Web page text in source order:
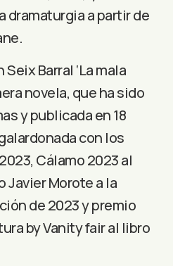
dramaturgia a partir de
Barral ‘La mala
novela, que ha sido
y publicada en 18
con los
Cálamo 2023 al
Javier Morote a la
de 2023 y premio
by Vanity fair al libro